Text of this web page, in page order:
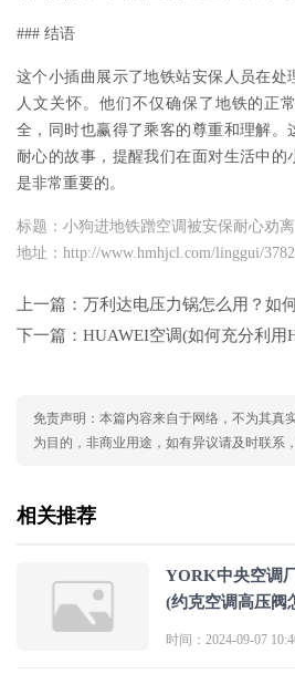
### 结语
这个小插曲展示了地铁站安保人员在处
人文关怀。他们不仅确保了地铁的正
全，同时也赢得了乘客的尊重和理解。
耐心的故事，提醒我们在面对生活中的
是非常重要的。
标题：小狗进地铁蹭空调被安保耐心劝离
地址：http://www.hmhjcl.com/linggui/
上一篇： 万利达电压力锅怎么用？如何正确使
下一篇： HUAWEI空调(如何充分利用HUAWEI空调以确保设备
免责声明：本篇内容来自于网络，不为其真
为目的，非商业用途，如有异议请及时联系
相关推荐
YORK中央空调
(约克空调高压阀
时间：2024-09-07